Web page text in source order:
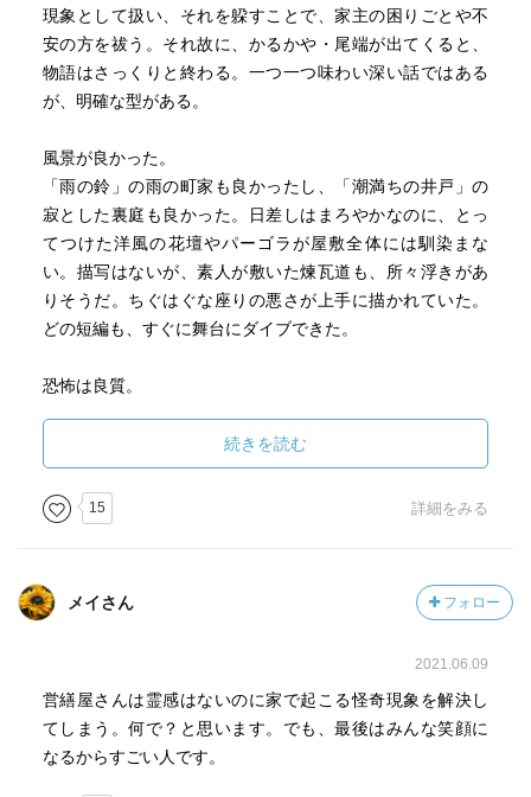
つか出てきます。
京都住まいのかたや時代劇を観るかたはお馴染みかもしれ
ませんが、ちょっと特徴的で、知らないとイメージしづら
スメします。分からなくても作品は楽しめますが、より深
く味わいたい場合には。
特に最初のお話「奥庭より」は、私には間取りを脳内に再
現しきれなかったので、「かるかや 奥庭より 間取り」
で検索したところ、再現間取りをTwitterに載せてくださっ
てるかたがいて、とても助かりました。（しかも作中には
言及の無い時代別の改築考証もされていて、とても興味深
読みながらの画像参照をオススメします。
現象として扱い、それを躱すことで、家主の困りごとや不
安の方を祓う。それ故に、かるかや・尾端が出てくると、
物語はさっくりと終わる。一つ一つ味わい深い話ではある
が、明確な型がある。
風景が良かった。
「雨の鈴」の雨の町家も良かったし、「潮満ちの井戸」の
寂とした裏庭も良かった。日差しはまろやかなのに、とっ
てつけた洋風の花壇やパーゴラが屋敷全体には馴染まな
い。描写はないが、素人が敷いた煉瓦道も、所々浮きがあ
りそうだ。ちぐはぐな座りの悪さが上手に描かれていた。
どの短編も、すぐに舞台にダイブできた。
恐怖は良質。
い孤独感も嫌だし、家中がびっくり箱みたいで落ち着かな
い。夜中に冷蔵庫を開けたらお爺さんが入ってたのなんて
本当にぞっとした。子供の頃から、夕方一人で家にいるの
が怖かった。見えていない範囲があまりにも広すぎて、見
ない。それを否定できない。だから、家の中に家族が散ら
ばっているほど安心だった。夕飯に呼ばれるまでの短い時
続きを読む
15 詳細をみる
メイさん フォロー
2021.06.09
営繕屋さんは霊感はないのに家で起こる怪奇現象を解決し
てしまう。何で？と思います。でも、最後はみんな笑顔に
なるからすごい人です。